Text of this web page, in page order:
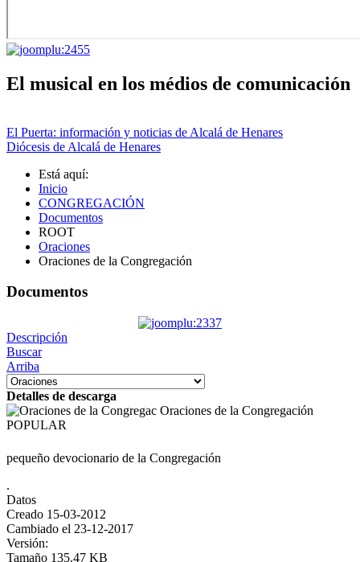
El musical en los médios de comunicación
El Puerta: información y noticias de Alcalá de Henares
Diócesis de Alcalá de Henares
Está aquí:
Inicio
CONGREGACIÓN
Documentos
ROOT
Oraciones
Oraciones de la Congregación
Documentos
Descripción
Buscar
Arriba
Detalles de descarga
Oraciones de la Congregación
POPULAR
pequeño devocionario de la Congregación
.
Datos
Creado 15-03-2012
Cambiado el 23-12-2017
Versión:
Tamaño 135.47 KB